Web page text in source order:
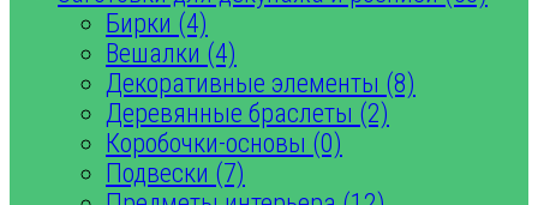
Бирки (4)
Вешалки (4)
Декоративные элементы (8)
Деревянные браслеты (2)
Коробочки-основы (0)
Подвески (7)